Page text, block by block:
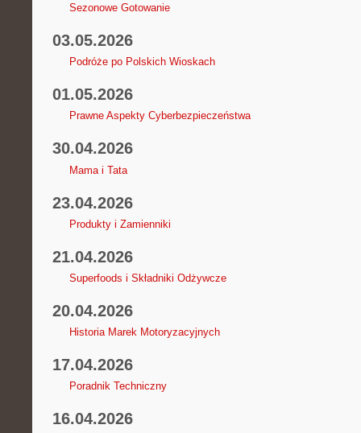
Sezonowe Gotowanie
03.05.2026
Podróże po Polskich Wioskach
01.05.2026
Prawne Aspekty Cyberbezpieczeństwa
30.04.2026
Mama i Tata
23.04.2026
Produkty i Zamienniki
21.04.2026
Superfoods i Składniki Odżywcze
20.04.2026
Historia Marek Motoryzacyjnych
17.04.2026
Poradnik Techniczny
16.04.2026